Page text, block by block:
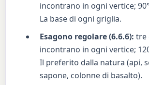
incontrano in ogni vertice;
La base di ogni griglia.
Esagono regolare (6.6.6): tre
incontrano in ogni vertice;
Il preferito dalla natura (api,
sapone, colonne di basalto).